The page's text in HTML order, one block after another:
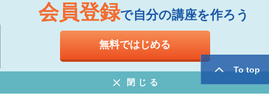
To top
会員登録で自分の講座を作ろう
無料ではじめる
閉じる